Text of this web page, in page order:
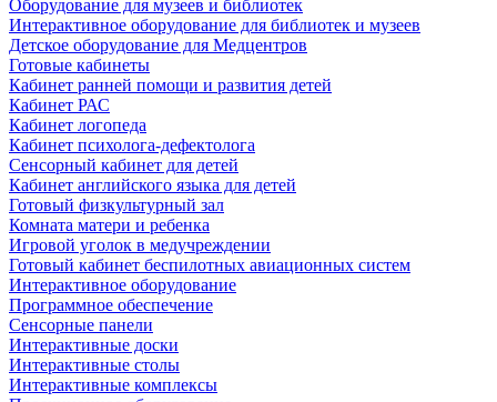
Оборудование для музеев и библиотек
Интерактивное оборудование для библиотек и музеев
Детское оборудование для Медцентров
Готовые кабинеты
Кабинет ранней помощи и развития детей
Кабинет РАС
Кабинет логопеда
Кабинет психолога-дефектолога
Сенсорный кабинет для детей
Кабинет английского языка для детей
Готовый физкультурный зал
Комната матери и ребенка
Игровой уголок в медучреждении
Готовый кабинет беспилотных авиационных систем
Интерактивное оборудование
Программное обеспечение
Сенсорные панели
Интерактивные доски
Интерактивные столы
Интерактивные комплексы